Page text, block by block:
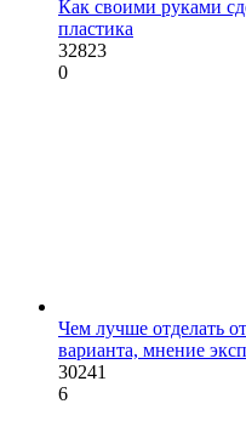
Как своими руками
пластика
32823
0
Чем лучше отделать
варианта, мнение
30241
6